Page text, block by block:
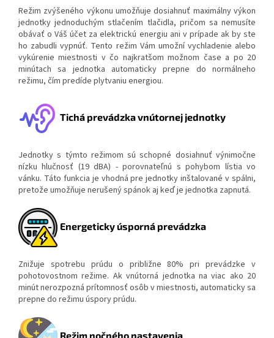
Režim zvýšeného výkonu umožňuje dosiahnuť maximálny výkon
jednotky jednoduchým stlačením tlačidla, pričom sa nemusíte
obávať o Váš účet za elektrickú energiu ani v prípade ak by ste
ho zabudli vypnúť. Tento režim Vám umožní vychladenie alebo
vykúrenie miestnosti v čo najkratšom možnom čase a po 20
minútach sa jednotka automaticky prepne do normálneho
režimu, čím predíde plytvaniu energiou.
Tichá prevádzka vnútornej jednotky
Jednotky s týmto režimom sú schopné dosiahnuť výnimočne
nízku hlučnosť (19 dBA) - porovnateľnú s pohybom lístia vo
vánku. Táto funkcia je vhodná pre jednotky inštalované v spálni,
pretože umožňuje nerušený spánok aj keď je jednotka zapnutá.
Energeticky úsporná prevádzka
Znižuje spotrebu prúdu o približne 80% pri prevádzke v
pohotovostnom režime. Ak vnútorná jednotka na viac ako 20
minút nerozpozná prítomnosť osôb v miestnosti, automaticky sa
prepne do režimu úspory prúdu.
Režim nočného nastavenia